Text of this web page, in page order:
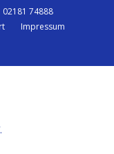
02181 74888
Impressum